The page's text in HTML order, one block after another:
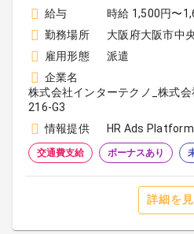
給与
時給 1,500円〜
勤務場所
大阪府大阪市中
雇用形態
派遣
企業名
株式会社インターテクノ_株式
216-G3
情報提供
HR Ads Platform
交通費支給 ボーナスあり
詳細を